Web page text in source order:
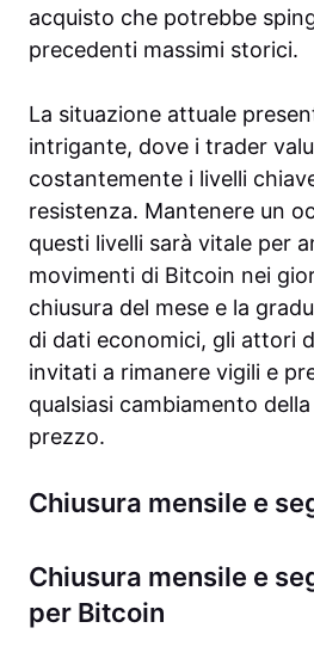
acquisto che potrebbe
precedenti massimi storici.
La situazione attuale
intrigante, dove i trader
costantemente i livelli
resistenza. Mantenere un
questi livelli sarà vitale per
movimenti di Bitcoin nei
chiusura del mese e la
di dati economici, gli attori
invitati a rimanere vigili e
qualsiasi cambiamento
prezzo.
Chiusura mensile e
Chiusura mensile e
per Bitcoin